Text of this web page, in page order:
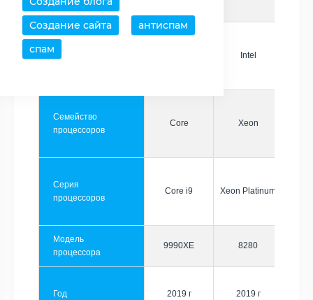
Создание сайта
антиспам
спам
Производитель Intel
Семейство
процессоров
Core Xeon
Серия
процессоров
Core i9 Xeon Platinum
Модель
процессора
9990XE 8280
Год 2019 г 2019 г